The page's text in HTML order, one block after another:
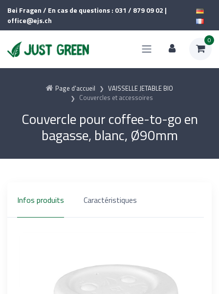
Bei Fragen / En cas de questions : 031 / 879 09 02 |
office@ejs.ch
0
Page d'accueil
VAISSELLE JETABLE BIO
Couvercles et accessoires
Couvercle pour coffee-to-go en
bagasse, blanc, Ø90mm
Infos produits Caractéristiques